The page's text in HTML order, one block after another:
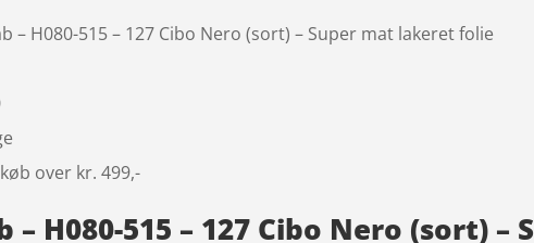
– H080-515 – 127 Cibo Nero (sort) – Super mat lakeret folie
over kr. 499,-
– H080-515 – 127 Cibo Nero (sort)